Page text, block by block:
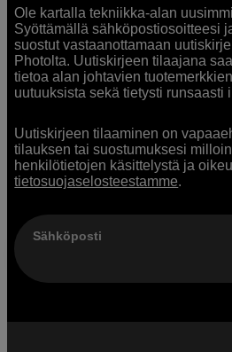
Ole kartalla tekniikka-alan
Syöttämällä sähköpostiosoitteesi
suostut vastaanottamaan
Photolta. Uutiskirjeen tilaajana
tietoa alan johtavien
uutuuksista sekä tietysti runsaasti
Uutiskirjeen tilaaminen on
tilauksen tai suostumuksesi
henkilötietojen käsittelystä ja
tietosuojaselosteestamme.
Sähköposti